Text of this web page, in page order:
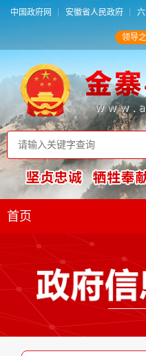
中国政府网 安徽省人民政府
领导
首页